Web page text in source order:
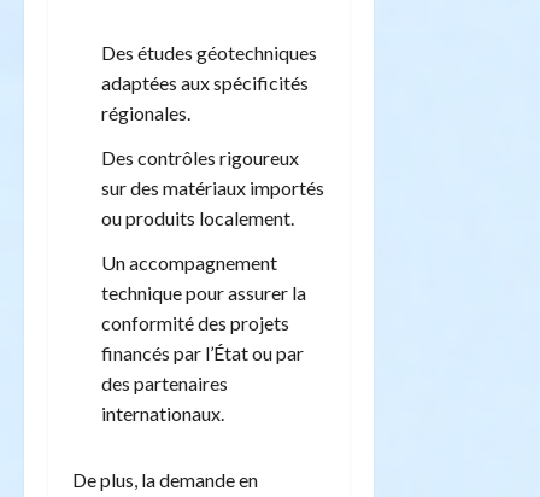
Des études géotechniques
adaptées aux spécificités
régionales.
Des contrôles rigoureux
sur des matériaux importés
ou produits localement.
Un accompagnement
technique pour assurer la
conformité des projets
financés par l’État ou par
des partenaires
internationaux.
De plus, la demande en